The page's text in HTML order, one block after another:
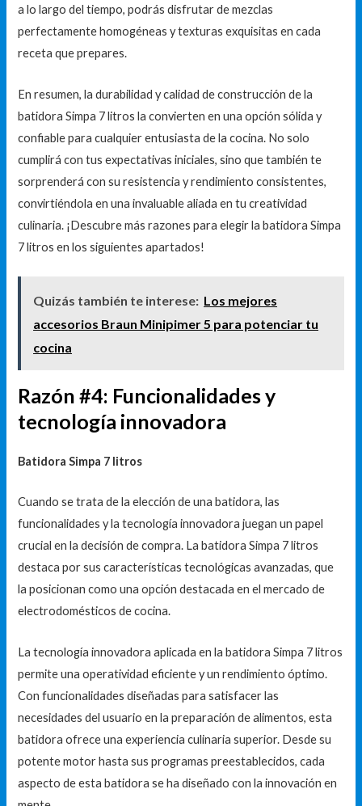
a lo largo del tiempo, podrás disfrutar de mezclas
perfectamente homogéneas y texturas exquisitas en cada
receta que prepares.
En resumen, la durabilidad y calidad de construcción de la
batidora Simpa 7 litros la convierten en una opción sólida y
confiable para cualquier entusiasta de la cocina. No solo
cumplirá con tus expectativas iniciales, sino que también te
sorprenderá con su resistencia y rendimiento consistentes,
convirtiéndola en una invaluable aliada en tu creatividad
culinaria. ¡Descubre más razones para elegir la batidora Simpa
7 litros en los siguientes apartados!
Quizás también te interese: Los mejores
accesorios Braun Minipimer 5 para potenciar tu
cocina
Razón #4: Funcionalidades y
tecnología innovadora
Batidora Simpa 7 litros
Cuando se trata de la elección de una batidora, las
funcionalidades y la tecnología innovadora juegan un papel
crucial en la decisión de compra. La batidora Simpa 7 litros
destaca por sus características tecnológicas avanzadas, que
la posicionan como una opción destacada en el mercado de
electrodomésticos de cocina.
La tecnología innovadora aplicada en la batidora Simpa 7 litros
permite una operatividad eficiente y un rendimiento óptimo.
Con funcionalidades diseñadas para satisfacer las
necesidades del usuario en la preparación de alimentos, esta
batidora ofrece una experiencia culinaria superior. Desde su
potente motor hasta sus programas preestablecidos, cada
aspecto de esta batidora se ha diseñado con la innovación en